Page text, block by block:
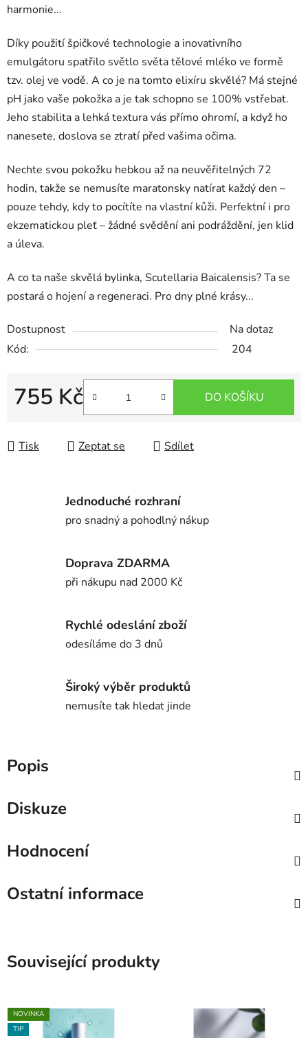
harmonie...
Díky použití špičkové technologie a inovativního
emulgátoru spatřilo světlo světa tělové mléko ve formě
tzv. olej ve vodě. A co je na tomto elixíru skvělé? Má stejné
pH jako vaše pokožka a je tak schopno se 100% vstřebat.
Jeho stabilita a lehká textura vás přímo ohromí, a když ho
nanesete, doslova se ztratí před vašima očima.
Nechte svou pokožku hebkou až na neuvěřitelných 72
hodin, takže se nemusíte maratonsky natírat každý den –
pouze tehdy, kdy to pocítíte na vlastní kůži. Perfektní i pro
ekzematickou pleť – žádné svědění ani podráždění, jen klid
a úleva.
A co ta naše skvělá bylinka, Scutellaria Baicalensis? Ta se
postará o hojení a regeneraci. Pro dny plné krásy...
Dostupnost
Na dotaz
Kód:
204
755 Kč DO KOŠÍKU
Tisk Zeptat se Sdílet
Jednoduché rozhraní
pro snadný a pohodlný nákup
Doprava ZDARMA
při nákupu nad 2000 Kč
Rychlé odeslání zboží
odesíláme do 3 dnů
Široký výběr produktů
nemusíte tak hledat jinde
Popis
Diskuze
Hodnocení
Ostatní informace
Související produkty
NOVINKA
TIP